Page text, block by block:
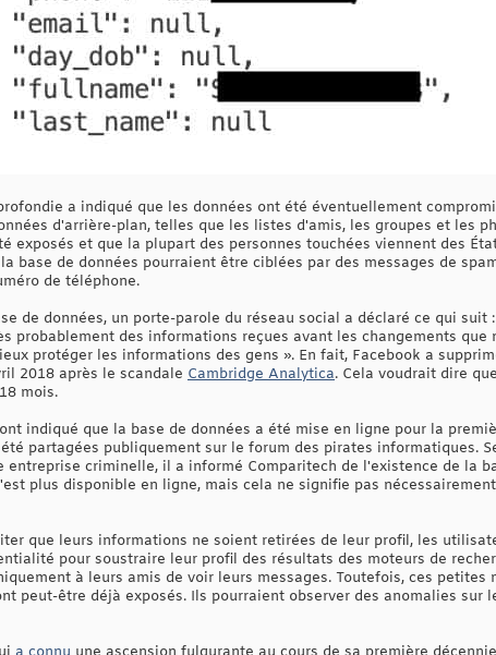
a indiqué que les données ont été éventuellement
d'arrière-plan, telles que les listes d'amis, les groupes et les
exposés et que la plupart des personnes touchées viennent des
base de données pourraient être ciblées par des messages de
de téléphone.
de données, un porte-parole du réseau social a déclaré ce qui suit
probablement des informations reçues avant les changements que
protéger les informations des gens ». En fait, Facebook a
2018 après le scandale Cambridge Analytica. Cela voudrait dire
mois.
indiqué que la base de données a été mise en ligne pour la
partagées publiquement sur le forum des pirates informatiques.
criminelle, il a informé Comparitech de l'existence de la
plus disponible en ligne, mais cela ne signifie pas
que leurs informations ne soient retirées de leur profil, les
pour soustraire leur profil des résultats des moteurs de
à leurs amis de voir leurs messages. Toutefois, ces petites
peut-être déjà exposés. Ils pourraient observer des anomalies sur